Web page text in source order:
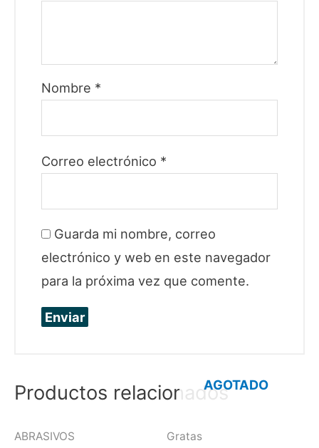
Nombre *
Correo electrónico *
Guarda mi nombre, correo
electrónico y web en este navegador
para la próxima vez que comente.
Productos relacionados
ABRASIVOS
AGOTADO
Gratas